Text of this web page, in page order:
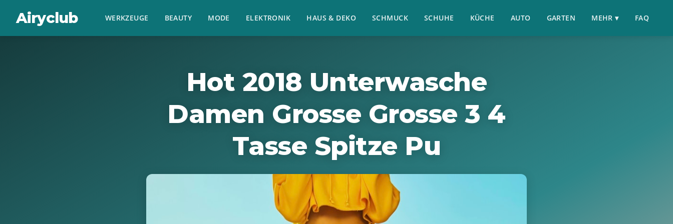
Airyclub WERKZEUGE BEAUTY MODE ELEKTRONIK HAUS & DEKO SCHMUCK SCHUHE KÜCHE AUTO GARTEN MEHR ▾ FAQ
Hot 2018 Unterwasche
Damen Grosse Grosse 3 4
Tasse Spitze Pu